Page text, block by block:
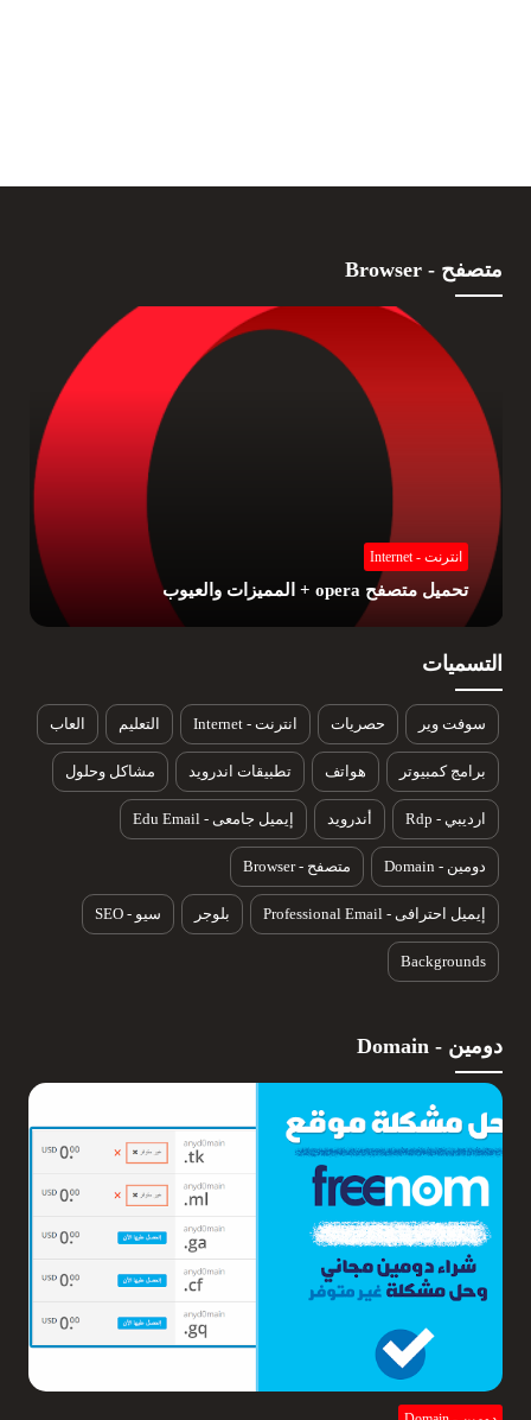
متصفح - Browser
انترنت - Internet
تحميل متصفح opera + المميزات والعيوب
التسميات
سوفت وير حصريات انترنت - Internet التعليم العاب
برامج كمبيوتر هواتف تطبيقات اندرويد مشاكل وحلول
ارديبي - Rdp أندرويد إيميل جامعى - Edu Email
دومين - Domain متصفح - Browser
إيميل احترافى - Professional Email بلوجر سيو - SEO
Backgrounds
دومين - Domain